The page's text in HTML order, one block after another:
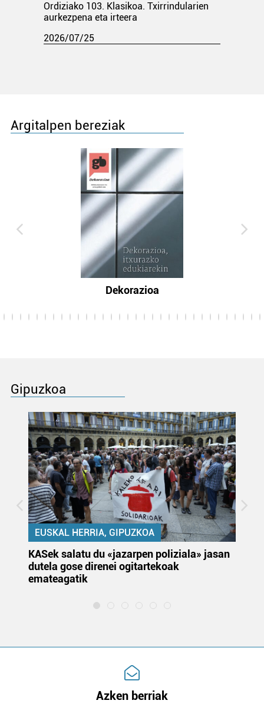
Ordiziako 103. Klasikoa. Txirrindularien
aurkezpena eta irteera
2026/07/25
Argitalpen bereziak
Dekorazioa
Gipuzkoa
EUSKAL HERRIA, GIPUZKOA
KASek salatu du «jazarpen poliziala» jasan
dutela gose direnei ogitartekoak
emateagatik
Azken berriak